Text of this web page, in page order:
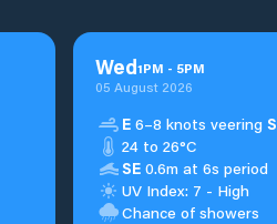
Wed1PM - 5PM
05 August 2026
E 6–8 knots veering S
24 to 26°C
SE 0.6m at 6s period
UV Index: 7 - High
Chance of showers